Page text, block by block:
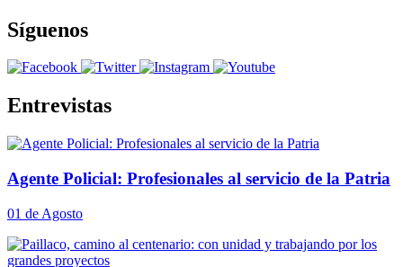
Síguenos
Entrevistas
Agente Policial: Profesionales al servicio de la Patria
01 de Agosto